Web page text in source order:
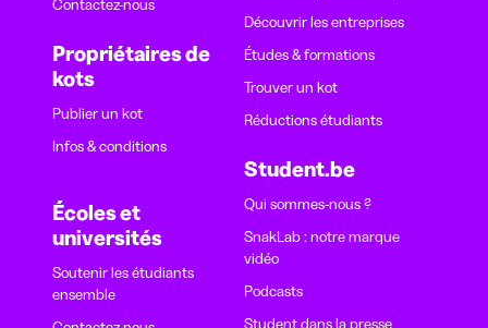
Contactez-nous
Propriétaires de
kots
Publier un kot
Infos & conditions
Écoles et
universités
Soutenir les étudiants
ensemble
Découvrir les entreprises
Études & formations
Trouver un kot
Réductions étudiants
Student.be
Qui sommes-nous ?
SnakLab : notre marque
vidéo
Podcasts
Student dans la presse